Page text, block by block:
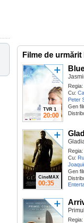
Filme de urmărit
TVR 1
20:00
Regia:
Cu:
Peter
Gen
CineMAX
00:35
Regia:
Cu:
Gen
Regia: